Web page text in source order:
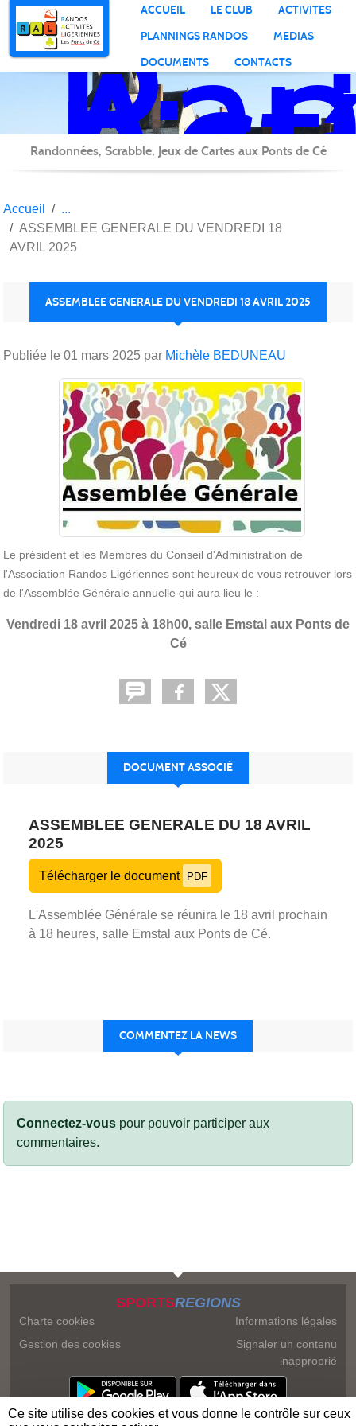
ACCUEIL LE CLUB
ACTIVITES
PLANNINGS RANDOS
MEDIAS
DOCUMENTS
CONTACTS
Randonnées, Scrabble, Jeux de Cartes aux Ponts de Cé
Accueil
ASSEMBLEE GENERALE DU VENDREDI 18
AVRIL 2025
ASSEMBLEE GENERALE DU VENDREDI 18 AVRIL 2025
Publiée le 01 mars 2025 par Michèle BEDUNEAU
Le président et les Membres du Conseil d'Administration de
l'Association Randos Ligériennes sont heureux de vous retrouver lors
de l'Assemblée Générale annuelle qui aura lieu le :
Vendredi 18 avril 2025 à 18h00, salle Emstal aux Ponts de
Cé
DOCUMENT ASSOCIÉ
ASSEMBLEE GENERALE DU 18 AVRIL
2025
Télécharger le document PDF
L'Assemblée Générale se réunira le 18 avril prochain
à 18 heures, salle Emstal aux Ponts de Cé.
COMMENTEZ LA NEWS
Connectez-vous pour pouvoir participer aux
commentaires.
SPORTSREGIONS
Charte cookies
Gestion des cookies
Informations légales
Signaler un contenu
inapproprié
Panneau de gestion des cookies
Ce site utilise des cookies et vous donne le contrôle sur ceux